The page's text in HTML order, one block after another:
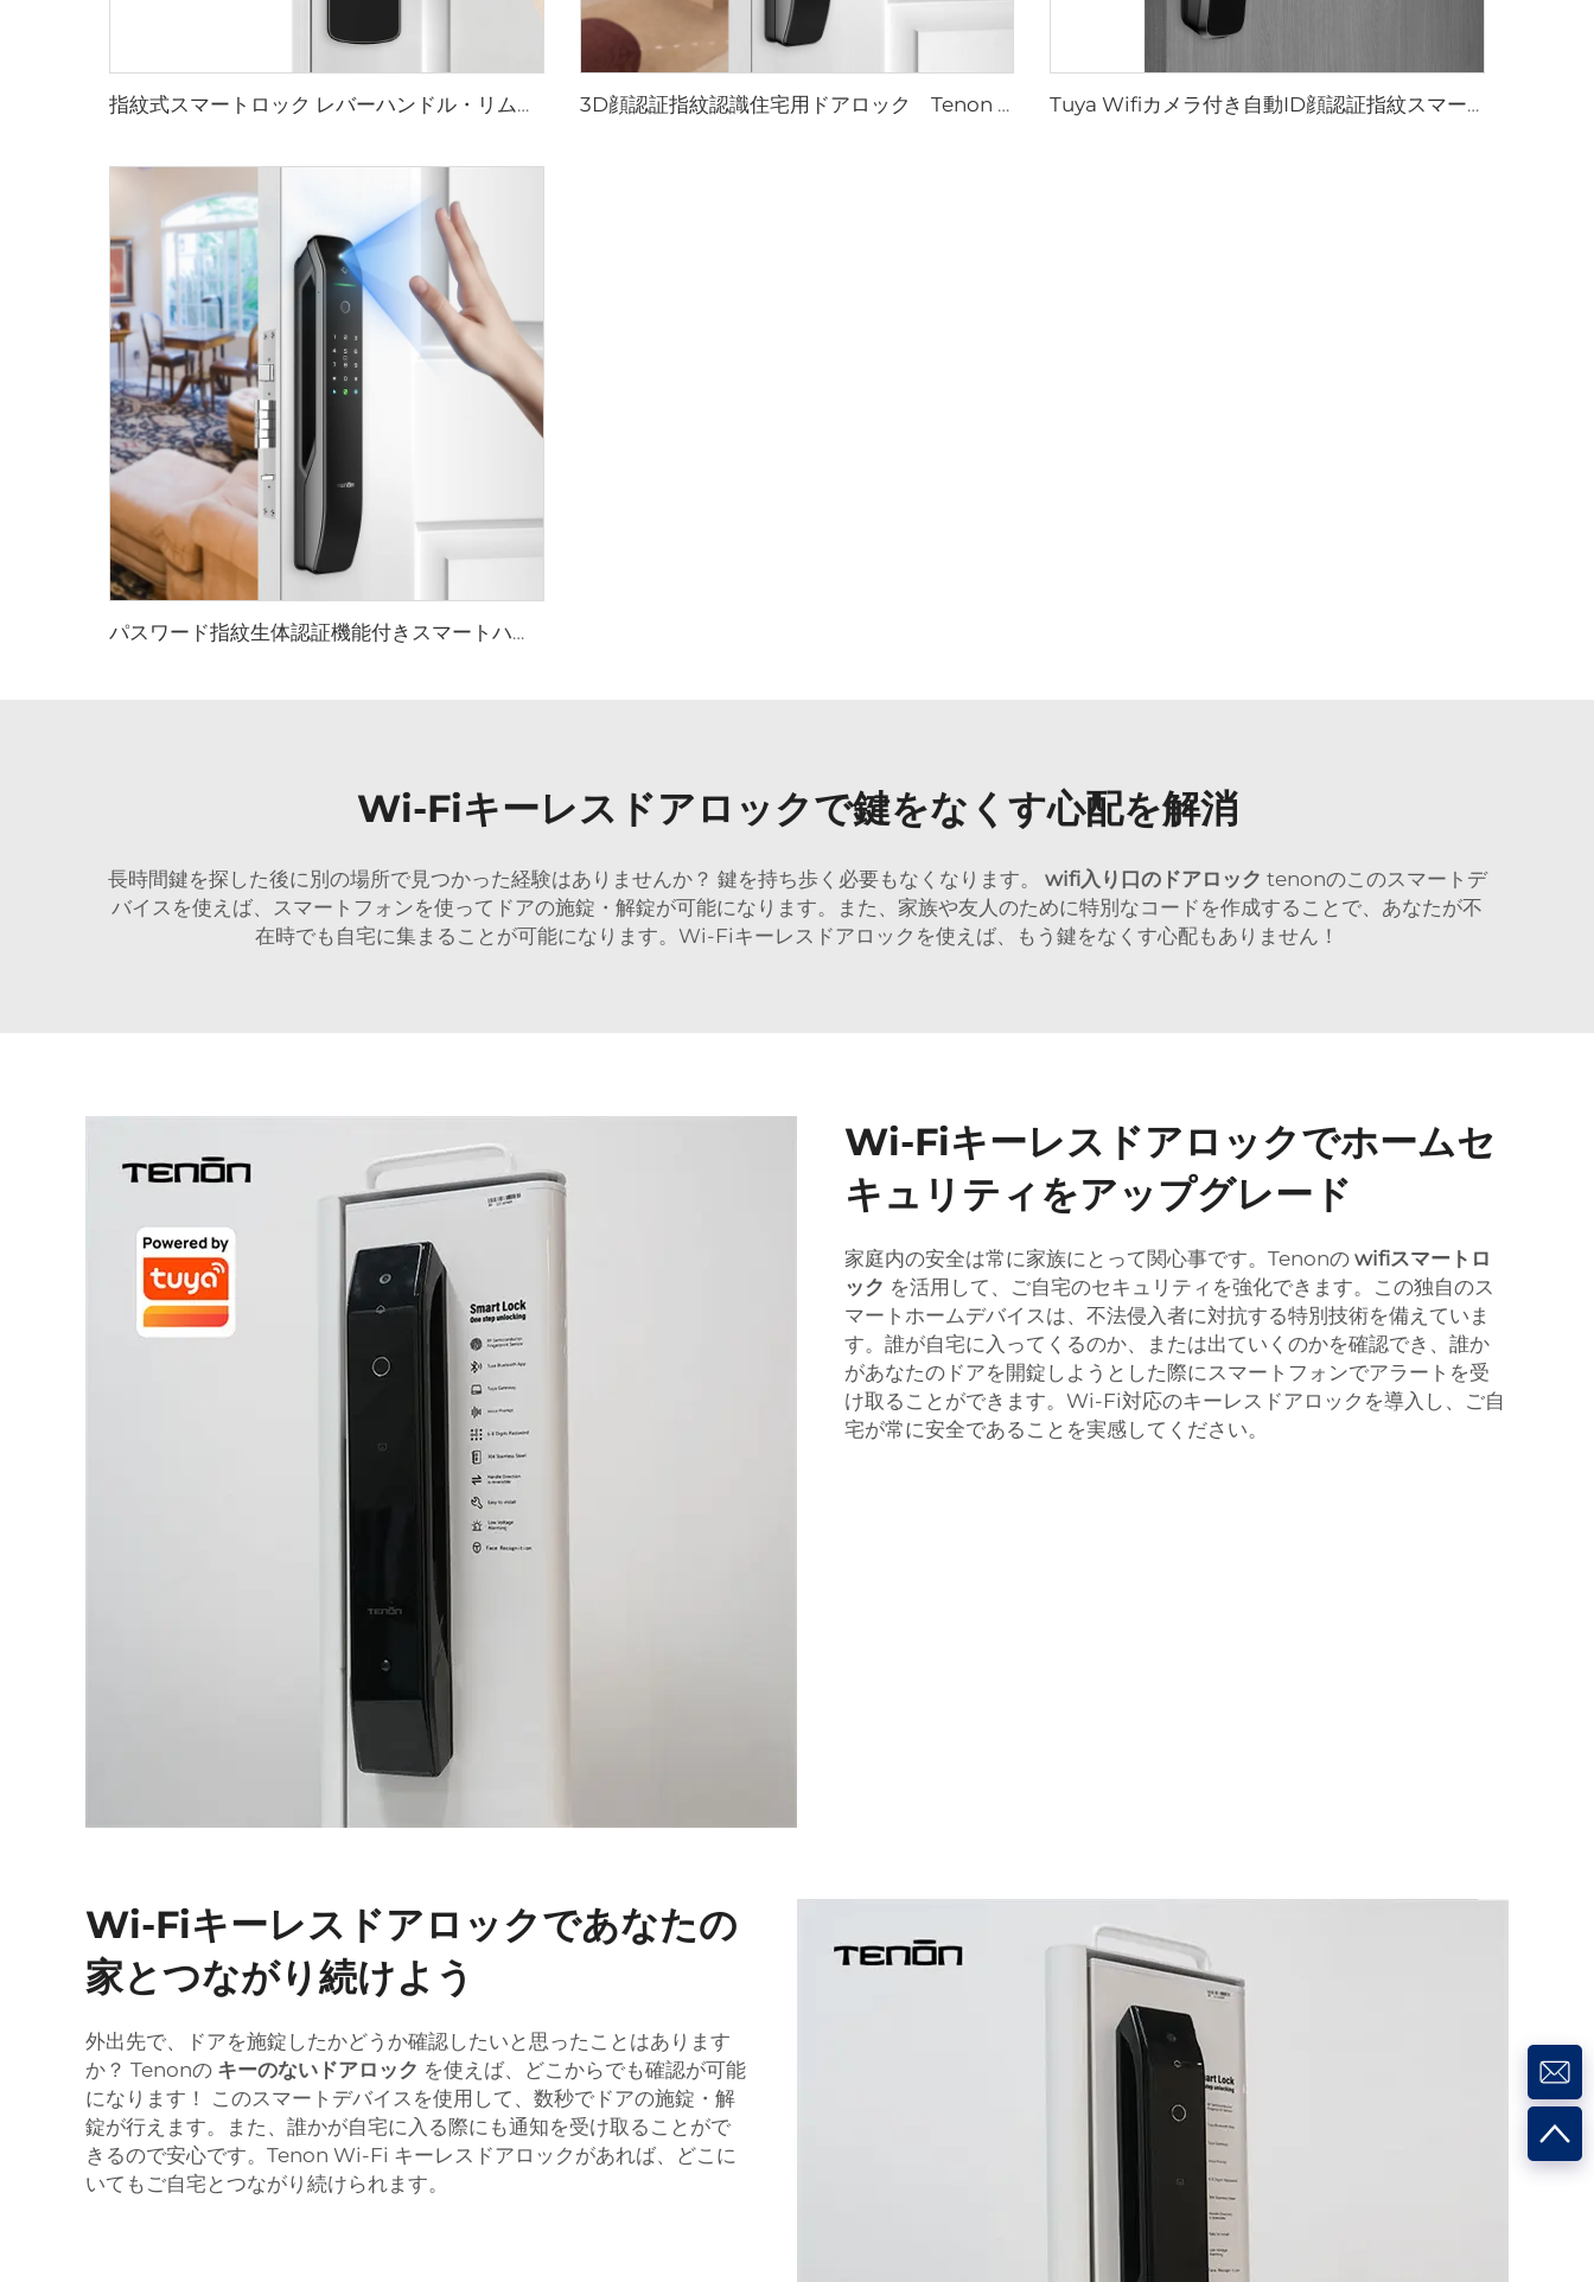
指紋式スマートロック レバーハンドル・リムピン・カード付き テノンE3 3D顔認証指紋認識住宅用ドアロック Tenon A6 Pro Tuya Wifiカメラ付き自動ID顔認証指紋スマートロック Tenon A9 Pro
パスワード指紋生体認証機能付きスマートハウスロック Tenon A6 Pro
Wi-Fiキーレスドアロックで鍵をなくす心配を解消
長時間鍵を探した後に別の場所で見つかった経験はありませんか？ 鍵を持ち歩く必要もなくなります。 wifi入り口のドアロック tenonのこのスマートデ
バイスを使えば、スマートフォンを使ってドアの施錠・解錠が可能になります。また、家族や友人のために特別なコードを作成することで、あなたが不
在時でも自宅に集まることが可能になります。Wi-Fiキーレスドアロックを使えば、もう鍵をなくす心配もありません！
Wi-Fiキーレスドアロックでホームセ
キュリティをアップグレード
家庭内の安全は常に家族にとって関心事です。Tenonの wifiスマートロ
ック を活用して、ご自宅のセキュリティを強化できます。この独自のス
マートホームデバイスは、不法侵入者に対抗する特別技術を備えていま
す。誰が自宅に入ってくるのか、または出ていくのかを確認でき、誰か
があなたのドアを開錠しようとした際にスマートフォンでアラートを受
け取ることができます。Wi-Fi対応のキーレスドアロックを導入し、ご自
宅が常に安全であることを実感してください。
Wi-Fiキーレスドアロックであなたの
家とつながり続けよう
外出先で、ドアを施錠したかどうか確認したいと思ったことはあります
か？ Tenonの キーのないドアロック を使えば、どこからでも確認が可能
になります！ このスマートデバイスを使用して、数秒でドアの施錠・解
錠が行えます。また、誰かが自宅に入る際にも通知を受け取ることがで
きるので安心です。Tenon Wi-Fi キーレスドアロックがあれば、どこに
いてもご自宅とつながり続けられます。